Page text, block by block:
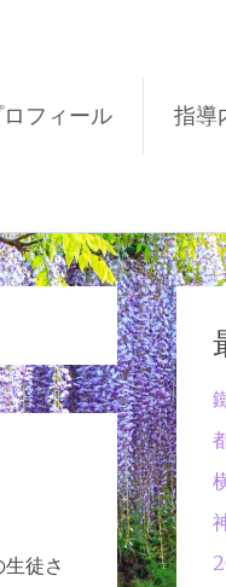
フィール 指導
徒さ